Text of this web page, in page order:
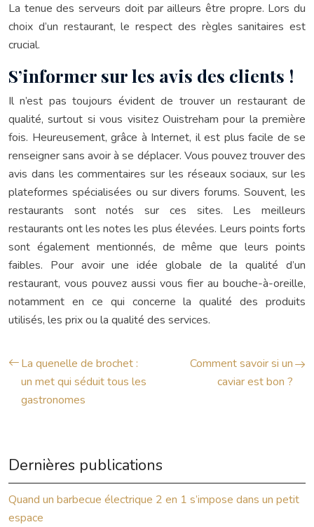
La tenue des serveurs doit par ailleurs être propre. Lors du
choix d’un restaurant, le respect des règles sanitaires est
crucial.
S’informer sur les avis des clients !
Il n’est pas toujours évident de trouver un restaurant de
qualité, surtout si vous visitez Ouistreham pour la première
fois. Heureusement, grâce à Internet, il est plus facile de se
renseigner sans avoir à se déplacer. Vous pouvez trouver des
avis dans les commentaires sur les réseaux sociaux, sur les
plateformes spécialisées ou sur divers forums. Souvent, les
restaurants sont notés sur ces sites. Les meilleurs
restaurants ont les notes les plus élevées. Leurs points forts
sont également mentionnés, de même que leurs points
faibles. Pour avoir une idée globale de la qualité d’un
restaurant, vous pouvez aussi vous fier au bouche-à-oreille,
notamment en ce qui concerne la qualité des produits
utilisés, les prix ou la qualité des services.
La quenelle de brochet :
un met qui séduit tous les
gastronomes
Comment savoir si un
caviar est bon ?
Dernières publications
Quand un barbecue électrique 2 en 1 s’impose dans un petit
espace